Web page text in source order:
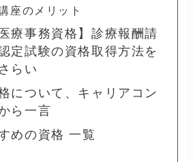
座のメリット
療事務資格】診療報酬請
定試験の資格取得方法を
らい
について、キャリアコン
ら一言
めの資格 一覧